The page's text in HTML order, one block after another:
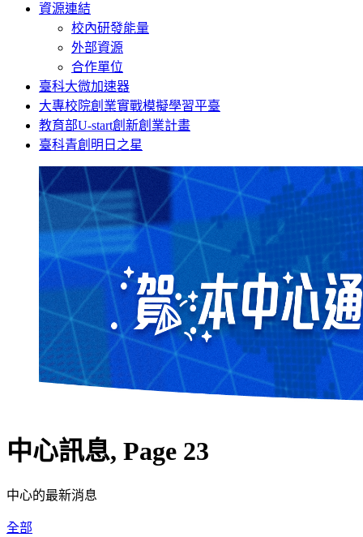
資源連結
校內研發能量
外部資源
合作單位
臺科大微加速器
大專校院創業實戰模擬學習平臺
教育部U-start創新創業計畫
臺科青創明日之星
中心訊息, Page 23
中心的最新消息
全部